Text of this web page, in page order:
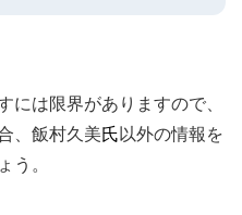
には限界がありますので、
、飯村久美氏以外の情報を
う。